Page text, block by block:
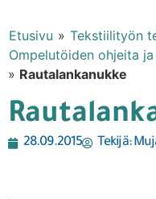
Etusivu » Tekstiilityön
Ompelutöiden ohjeita
» Rautalankanukke
28.09.2015 Tekijä: